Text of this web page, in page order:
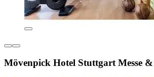
Mövenpick Hotel Stuttgart Messe &